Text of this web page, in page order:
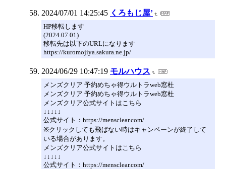
2024/07/01 14:25:45 くろもじ屋’
HP移転します
(2024.07.01)
移転先は以下のURLになります
https://kuromojiya.sakura.ne.jp/
2024/06/29 10:47:19 モルハウス
メンズクリア 予約めちゃ得ウルトラweb窓杜
メンズクリア 予約めちゃ得ウルトラweb窓杜
メンズクリア公式サイトはこちら
↓↓↓↓↓
公式サイト：https://mensclear.com/
※クリックしても飛ばない時はキャンペーンが終了して
いる場合があります。
メンズクリア公式サイトはこちら
↓↓↓↓↓
公式サイト：https://mensclear.com/